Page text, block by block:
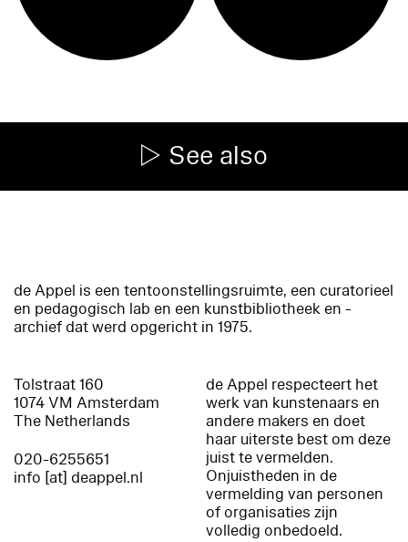
See also
de Appel is een tentoonstellingsruimte, een curatorieel
en pedagogisch lab en een kunstbibliotheek en -
archief dat werd opgericht in 1975.
Tolstraat 160
1074 VM Amsterdam
The Netherlands
020-6255651
info [at] deappel.nl
de Appel respecteert het
werk van kunstenaars en
andere makers en doet
haar uiterste best om deze
juist te vermelden.
Onjuistheden in de
vermelding van personen
of organisaties zijn
volledig onbedoeld.